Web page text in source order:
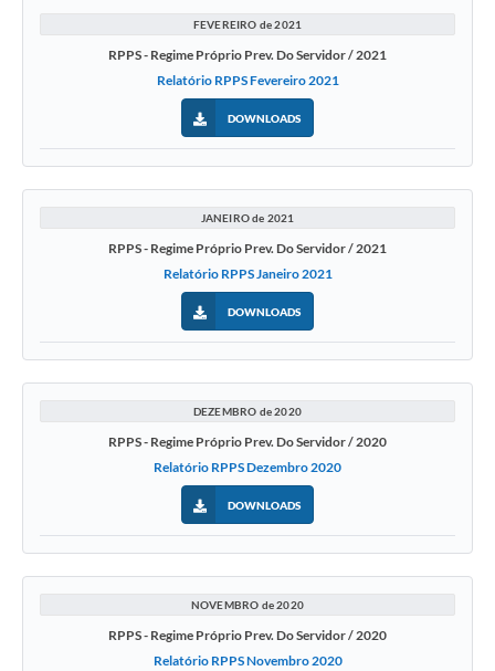
FEVEREIRO de 2021
RPPS - Regime Próprio Prev. Do Servidor / 2021
Relatório RPPS Fevereiro 2021
DOWNLOADS
JANEIRO de 2021
RPPS - Regime Próprio Prev. Do Servidor / 2021
Relatório RPPS Janeiro 2021
DOWNLOADS
DEZEMBRO de 2020
RPPS - Regime Próprio Prev. Do Servidor / 2020
Relatório RPPS Dezembro 2020
DOWNLOADS
NOVEMBRO de 2020
RPPS - Regime Próprio Prev. Do Servidor / 2020
Relatório RPPS Novembro 2020